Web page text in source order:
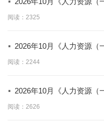
阅读：2325
· 2026年10月《人力资源（
阅读：2244
· 2026年10月《人力资源（
阅读：2626